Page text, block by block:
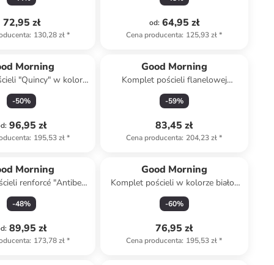
72,95 zł
: 130,28 zł*
od: 64,95 zł
Cena producenta: 125,93 zł*
Morning
"Quincy" w kolorze
miętowym
-50%
: 96,95 zł
: 195,53 zł*
Good Morning
Komplet pościeli flanelowej
"Scarlet" w kolorze błękitnym
-59%
83,45 zł
Cena producenta: 204,23 zł*
Morning
renforcé "Antibes"
biało-błękitnym
-48%
: 89,95 zł
: 173,78 zł*
Good Morning
Komplet pościeli w kolorze biało-
czarnym
-60%
76,95 zł
Cena producenta: 195,53 zł*